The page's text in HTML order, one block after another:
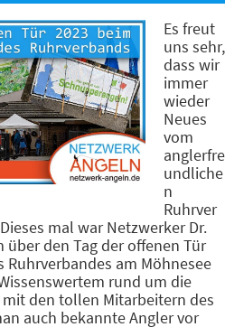
Es freut
uns sehr,
dass wir
immer
wieder
Neues
vom
anglerfre
undliche
n
Ruhrver
mal war Netzwerker Dr.
über den Tag der offenen Tür
Ruhrverbandes am Möhnesee
rund um die
mit den tollen Mitarbeitern des
auch bekannte Angler vor